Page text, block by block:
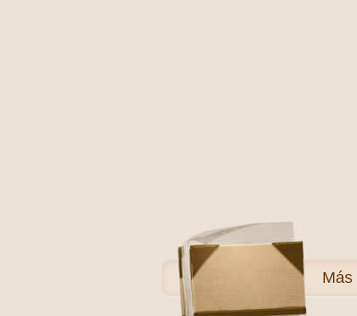
Más